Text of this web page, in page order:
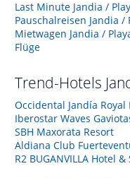
Last Minute Jandia /
Pauschalreisen Jandia /
Mietwagen Jandia /
Flüge
Trend-Hotels
Occidental Jandía
Iberostar Waves
SBH Maxorata Resort
Aldiana Club
R2 BUGANVILLA Hotel &